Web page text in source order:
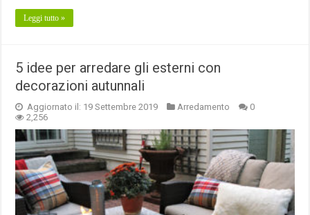
Leggi tutto »
5 idee per arredare gli esterni con
decorazioni autunnali
Aggiornato il: 19 Settembre 2019 Arredamento
0
2,256